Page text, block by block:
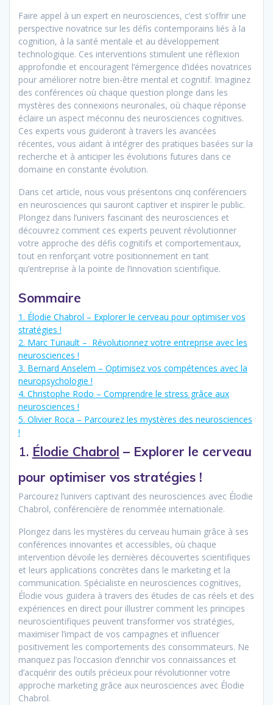
Faire appel à un expert en neurosciences, c’est s’offrir une
perspective novatrice sur les défis contemporains liés à la
cognition, à la santé mentale et au développement
technologique. Ces interventions stimulent une réflexion
approfondie et encouragent l’émergence d’idées novatrices
pour améliorer notre bien-être mental et cognitif. Imaginez
des conférences où chaque question plonge dans les
mystères des connexions neuronales, où chaque réponse
éclaire un aspect méconnu des neurosciences cognitives.
Ces experts vous guideront à travers les avancées
récentes, vous aidant à intégrer des pratiques basées sur la
recherche et à anticiper les évolutions futures dans ce
domaine en constante évolution.
Dans cet article, nous vous présentons cinq conférenciers
en neurosciences qui sauront captiver et inspirer le public.
Plongez dans l’univers fascinant des neurosciences et
découvrez comment ces experts peuvent révolutionner
votre approche des défis cognitifs et comportementaux,
tout en renforçant votre positionnement en tant
qu’entreprise à la pointe de l’innovation scientifique.
Sommaire
1. Élodie Chabrol – Explorer le cerveau pour optimiser vos
stratégies !
2. Marc Turiault – Révolutionnez votre entreprise avec les
neurosciences !
3. Bernard Anselem – Optimisez vos compétences avec la
neuropsychologie !
4. Christophe Rodo – Comprendre le stress grâce aux
neurosciences !
5. Olivier Roca – Parcourez les mystères des neurosciences
!
1. Élodie Chabrol – Explorer le cerveau
pour optimiser vos stratégies !
Parcourez l’univers captivant des neurosciences avec Élodie
Chabrol, conférencière de renommée internationale.
Plongez dans les mystères du cerveau humain grâce à ses
conférences innovantes et accessibles, où chaque
intervention dévoile les dernières découvertes scientifiques
et leurs applications concrètes dans le marketing et la
communication. Spécialiste en neurosciences cognitives,
Élodie vous guidera à travers des études de cas réels et des
expériences en direct pour illustrer comment les principes
neuroscientifiques peuvent transformer vos stratégies,
maximiser l’impact de vos campagnes et influencer
positivement les comportements des consommateurs. Ne
manquez pas l’occasion d’enrichir vos connaissances et
d’acquérir des outils précieux pour révolutionner votre
approche marketing grâce aux neurosciences avec Élodie
Chabrol.